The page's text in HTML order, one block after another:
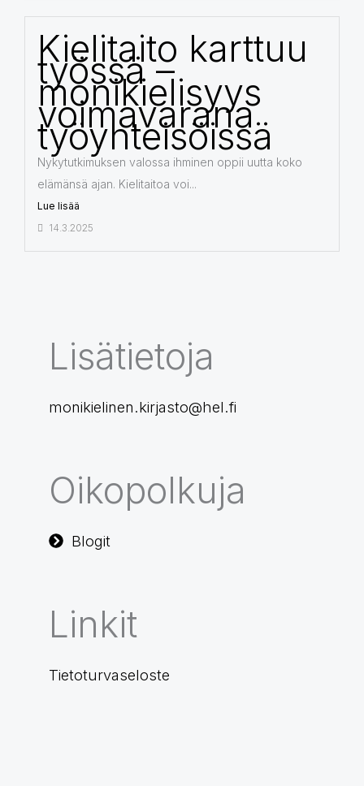
Kielitaito karttuu
työssä –
monikielisyys
voimavarana
työyhteisöissä
Nykytutkimuksen valossa ihminen oppii uutta koko
elämänsä ajan. Kielitaitoa voi...
Lue lisää
14.3.2025
Lisätietoja
monikielinen.kirjasto@hel.fi
Oikopolkuja
Blogit
Linkit
Tietoturvaseloste